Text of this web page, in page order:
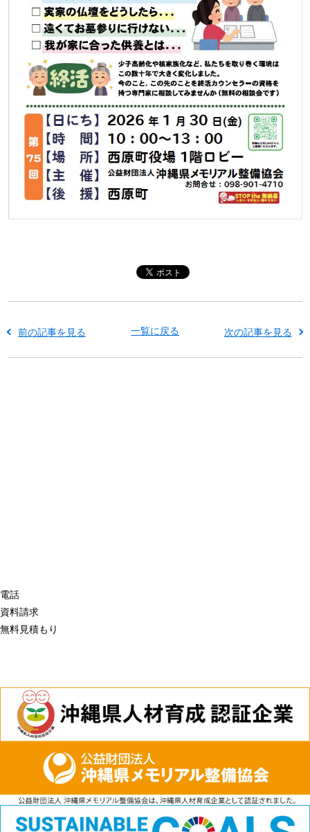
前の記事を見る 一覧に戻る 次の記事を見る
電話
資料請求
無料見積もり